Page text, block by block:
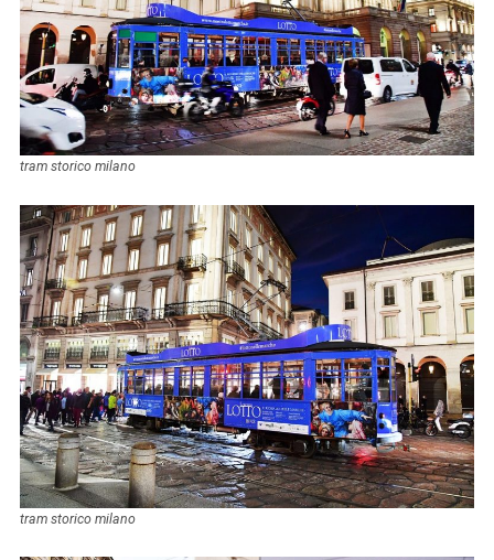
tram storico milano
tram storico milano